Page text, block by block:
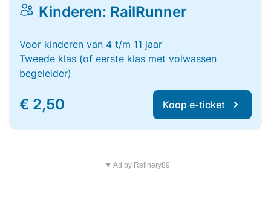
Kinderen: RailRunner
Voor kinderen van 4 t/m 11 jaar
Tweede klas (of eerste klas met volwassen
begeleider)
€ 2,50 Koop e-ticket
▼ Ad by Refinery89